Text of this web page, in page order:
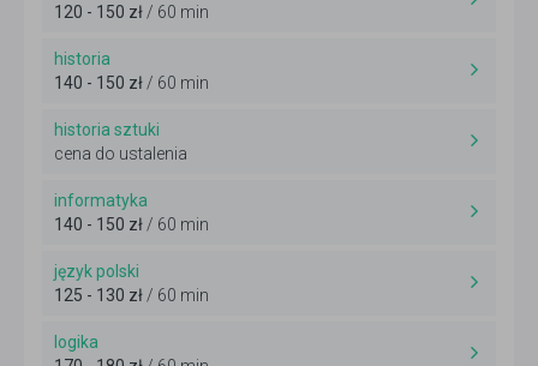
120 - 150 zł/ 60 min
historia
140 - 150 zł/ 60 min
historia sztuki
cena do ustalenia
informatyka
140 - 150 zł/ 60 min
język polski
125 - 130 zł/ 60 min
logika